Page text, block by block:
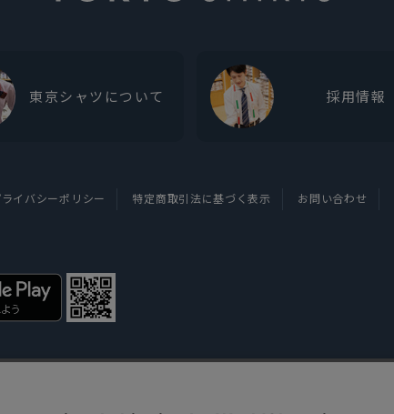
東京シャツについて 採用情報
イバシーポリシー 特定商取引法に基づく表示 お問い合わせ